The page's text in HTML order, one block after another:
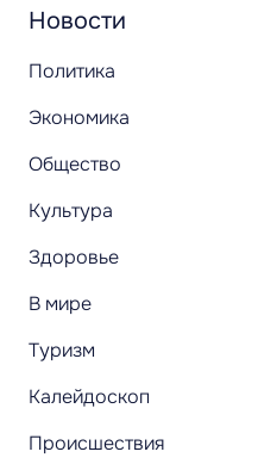
Новости
Политика
Экономика
Общество
Культура
Здоровье
В мире
Туризм
Калейдоскоп
Происшествия